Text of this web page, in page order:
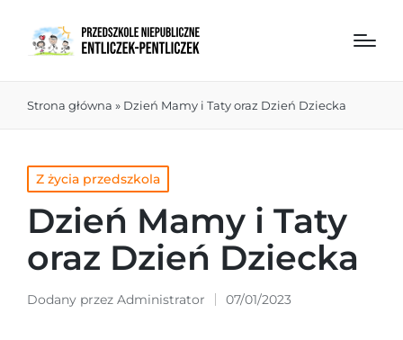
Strona główna » Dzień Mamy i Taty oraz Dzień Dziecka
Z życia przedszkola
Dzień Mamy i Taty
oraz Dzień Dziecka
Dodany przez Administrator 07/01/2023